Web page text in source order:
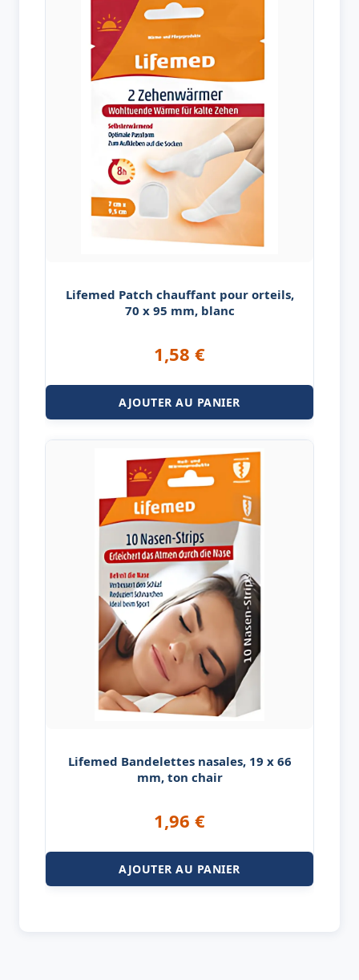
Lifemed Patch chauffant pour orteils,
70 x 95 mm, blanc
1,58 €
AJOUTER AU PANIER
Lifemed Bandelettes nasales, 19 x 66
mm, ton chair
1,96 €
AJOUTER AU PANIER